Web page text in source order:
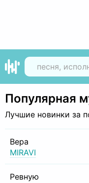
Популярная
Лучшие новинки за
Вера
MIRAVI
Ревную